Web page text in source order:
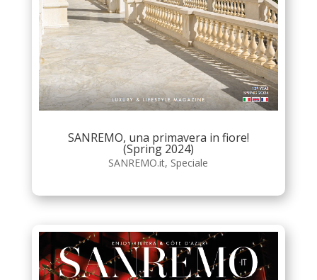
SANREMO, una primavera in fiore!
(Spring 2024)
SANREMO.it, Speciale